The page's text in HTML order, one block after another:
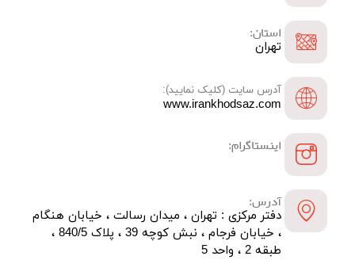
استان:
تهران
آدرس سایت (کلیک نمایید):
www.irankhodsaz.com
اینستاگرام:
آدرس:
دفتر مرکزی : تهران ، میدان رسالت ، خیابان هنگام
، خیابان فرجام ، نبش کوچه 39 ، پلاک 840/5 ،
طبقه 2 ، واحد 5